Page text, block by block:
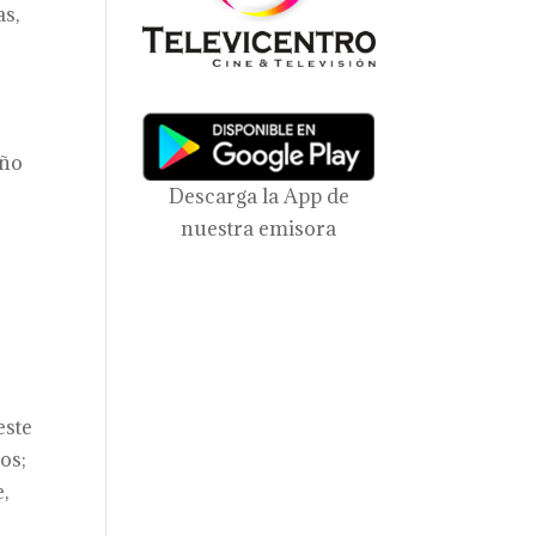
Descarga la App de
nuestra emisora